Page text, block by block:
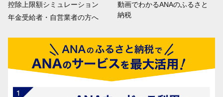
控除上限額シミュレーション
年金受給者・自営業者の方へ
動画でわかるANAのふるさと
納税